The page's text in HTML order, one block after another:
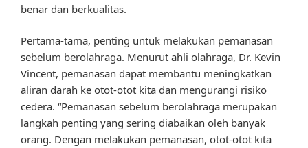
benar dan berkualitas.
Pertama-tama, penting untuk melakukan pemanasan
sebelum berolahraga. Menurut ahli olahraga, Dr. Kevin
Vincent, pemanasan dapat membantu meningkatkan
aliran darah ke otot-otot kita dan mengurangi risiko
cedera. “Pemanasan sebelum berolahraga merupakan
langkah penting yang sering diabaikan oleh banyak
orang. Dengan melakukan pemanasan, otot-otot kita